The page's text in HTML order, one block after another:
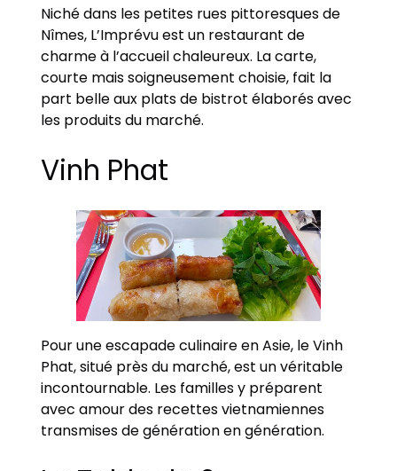
Niché dans les petites rues pittoresques de
Nîmes, L’Imprévu est un restaurant de
charme à l’accueil chaleureux. La carte,
courte mais soigneusement choisie, fait la
part belle aux plats de bistrot élaborés avec
les produits du marché.
Vinh Phat
Pour une escapade culinaire en Asie, le Vinh
Phat, situé près du marché, est un véritable
incontournable. Les familles y préparent
avec amour des recettes vietnamiennes
transmises de génération en génération.